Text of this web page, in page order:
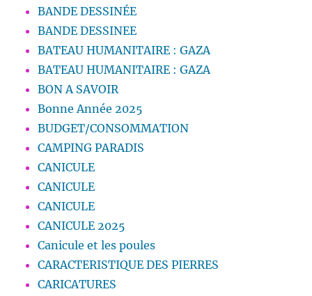
BANDE DESSINÉE
BANDE DESSINEE
BATEAU HUMANITAIRE : GAZA
BATEAU HUMANITAIRE : GAZA
BON A SAVOIR
Bonne Année 2025
BUDGET/CONSOMMATION
CAMPING PARADIS
CANICULE
CANICULE
CANICULE
CANICULE 2025
Canicule et les poules
CARACTERISTIQUE DES PIERRES
CARICATURES